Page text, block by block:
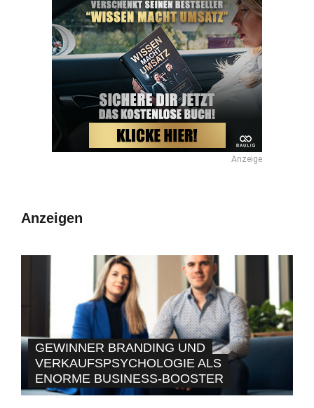
Anzeige
Anzeigen
GEWINNER BRANDING UND
VERKAUFSPSYCHOLOGIE ALS
ENORME BUSINESS-BOOSTER